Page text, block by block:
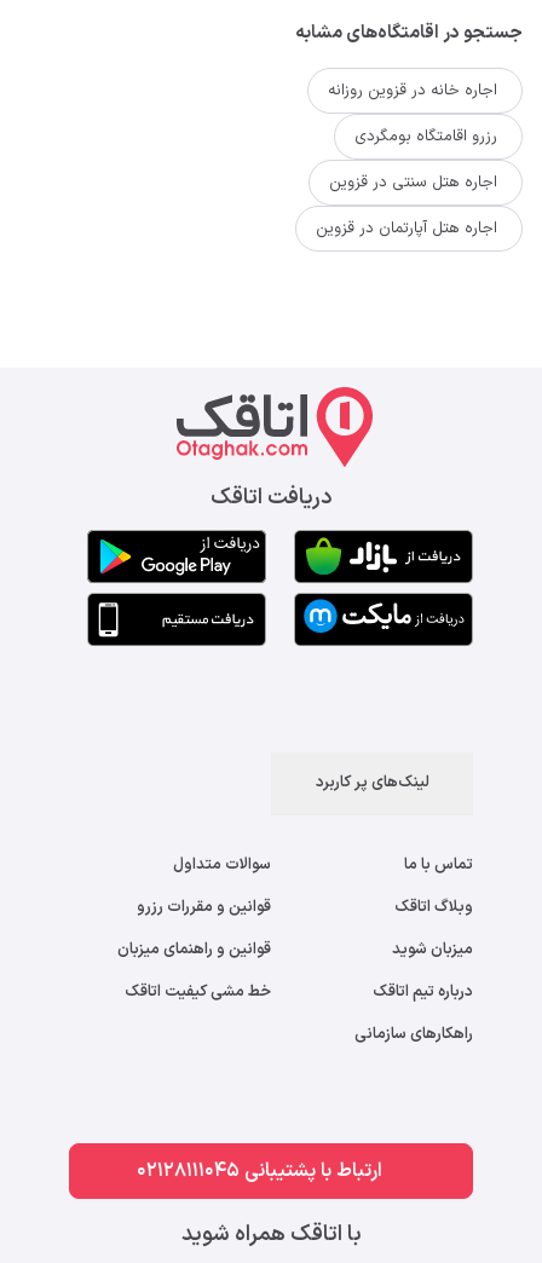
جستجو در اقامتگاه‌های مشابه
اجاره خانه در قزوین روزانه
رزرو اقامتگاه بومگردی
اجاره هتل سنتی در قزوین
اجاره هتل آپارتمان در قزوین
دریافت اتاقک
لینک‌های پر کاربرد
تماس با ما
وبلاگ اتاقک
میزبان شوید
درباره تیم اتاقک
راهکارهای سازمانی
سوالات متداول
قوانین و مقررات رزرو
قوانین و راهنمای میزبان
خط مشی کیفیت اتاقک
ارتباط با پشتیبانی 02128111045
با اتاقک همراه شوید